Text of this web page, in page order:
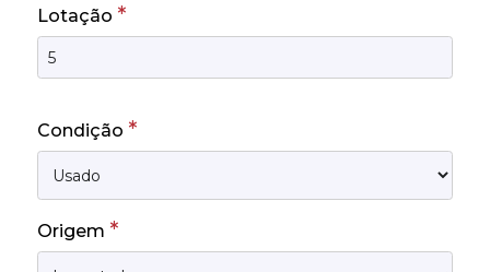
Lotação *
Condição *
Origem *